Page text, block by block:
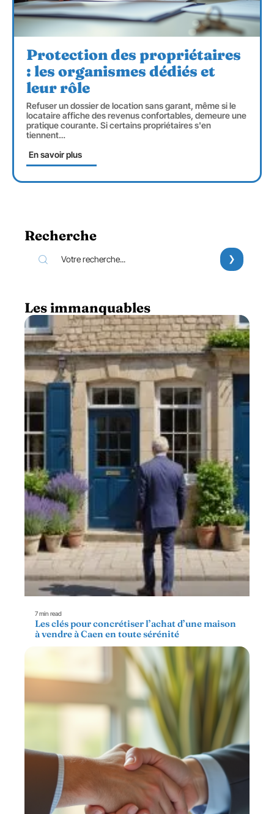
Protection des propriétaires
: les organismes dédiés et
leur rôle
Refuser un dossier de location sans garant, même si le
locataire affiche des revenus confortables, demeure une
pratique courante. Si certains propriétaires s'en
tiennent…
En savoir plus
Recherche
Les immanquables
7 min read
Les clés pour concrétiser l’achat d’une maison
à vendre à Caen en toute sérénité